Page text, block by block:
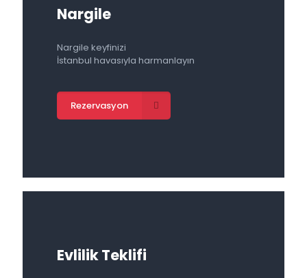
Nargile
Nargile keyfinizi
İstanbul havasıyla harmanlayın
Rezervasyon
Evlilik Teklifi